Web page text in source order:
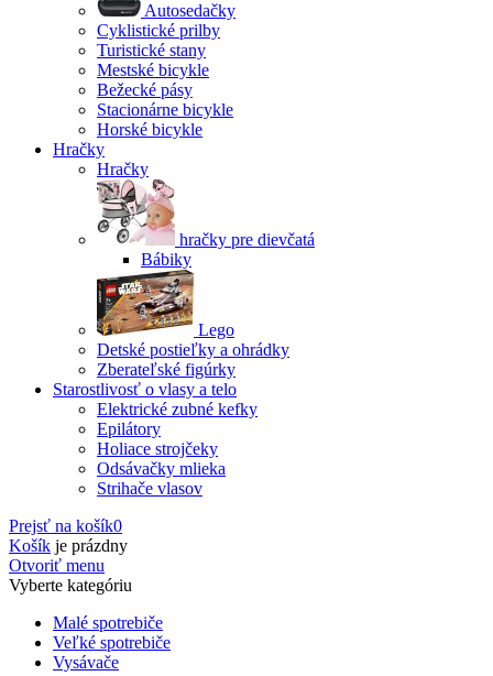
Autosedačky
Cyklistické prilby
Turistické stany
Mestské bicykle
Bežecké pásy
Stacionárne bicykle
Horské bicykle
Hračky
Hračky
hračky pre dievčatá
Bábiky
Lego
Detské postieľky a ohrádky
Zberateľské figúrky
Starostlivosť o vlasy a telo
Elektrické zubné kefky
Epilátory
Holiace strojčeky
Odsávačky mlieka
Strihače vlasov
Prejsť na košík0
Košík je prázdny
Otvoriť menu
Vyberte kategóriu
Malé spotrebiče
Veľké spotrebiče
Vysávače